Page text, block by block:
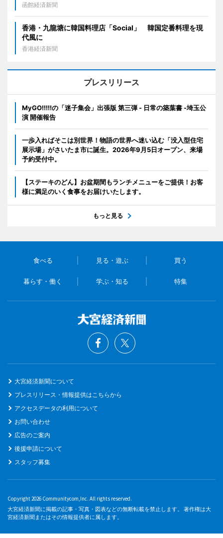
函館経済新聞
香港・九龍塘に韓国料理店「Social」 韓国定番料理を現
代風に
香港経済新聞
プレスリリース
MyGO!!!!!の「迷子集会」出張版 第三弾 - 日常の築葉書 -埼玉公
演 開催報告
一歩入ればそこは別世界！物語の世界へ迷い込む「没入型住宅
展示場」がさいたま市に誕生。2026年9月5日オープン、来場
予約受付中。
【ステーキのどん】お盆期間もランチメニューをご提供！お客
様に満足のいく食事をお届けいたします。
もっと見る
食べる 見る・遊ぶ 買う
暮らす・働く 学ぶ・知る 特集
大宮経済新聞について
プレスリリース・情報提供はこちらから
アクセスデータの利用について
お問い合わせ
広告のご案内
後援申請について
スタッフ募集
Copyright 2026 Communitycom,Inc. All rights reserved.
大宮経済新聞に掲載の記事・写真・図表などの無断転載を禁止します。 著作権は大
宮経済新聞またはその情報提供者に属します。